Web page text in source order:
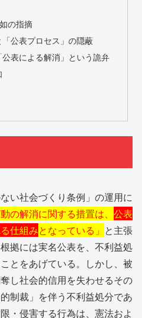
の指摘
公表プロセス」の隠蔽
表による解消」という詭弁
い社会づくり条例」の運用に
の解消に関する措置は、 公表
仕組みとなっている」 と主張
拠には実名公表を、不利益処
とをあげている。しかし、被
し社会的信用を失わせるその
制裁」を伴う不利益処分であ
・侵害する行為は、憲法およ